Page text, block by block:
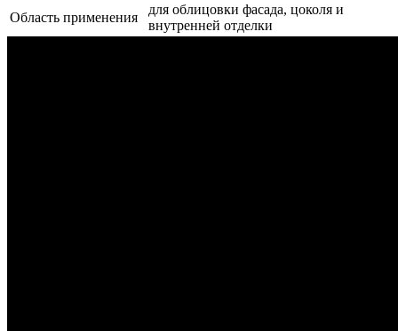
Область применения
для облицовки фасада, цоколя и
внутренней отделки